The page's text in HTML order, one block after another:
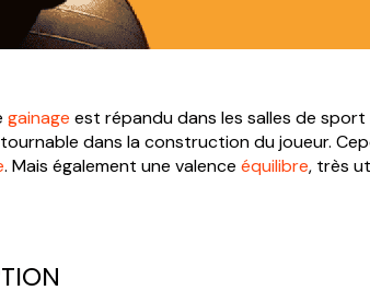
gainage est répandu dans les salles de
dans la construction du joueur.
. Mais également une valenceéquilibre, très